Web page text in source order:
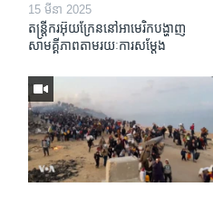
15 មីនា 2025
តន្ត្រីករ​អ៊ុយក្រែន​នៅ​អាមេរិក​បង្ហាញ​
សាមគ្គីភាព​តាម​រយៈ​ការសម្តែង